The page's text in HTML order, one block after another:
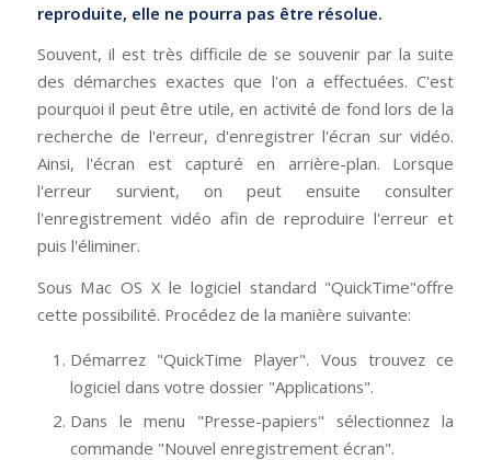
reproduite, elle ne pourra pas être résolue.
Souvent, il est très difficile de se souvenir par la suite
des démarches exactes que l'on a effectuées. C'est
pourquoi il peut être utile, en activité de fond lors de la
recherche de l'erreur, d'enregistrer l'écran sur vidéo.
Ainsi, l'écran est capturé en arrière-plan. Lorsque
l'erreur survient, on peut ensuite consulter
l'enregistrement vidéo afin de reproduire l'erreur et
puis l'éliminer.
Sous Mac OS X le logiciel standard "QuickTime"offre
cette possibilité. Procédez de la manière suivante:
Démarrez "QuickTime Player". Vous trouvez ce
logiciel dans votre dossier "Applications".
Dans le menu "Presse-papiers" sélectionnez la
commande "Nouvel enregistrement écran".